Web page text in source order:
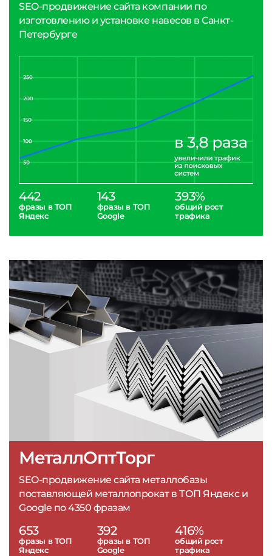
МеталлОптТорг
SEO-продвижение сайта металлобазы
поставляющей металлопрокат в ТОП Яндекс и
Google по 4350 фразам
653
фразы в ТОП
Яндекс
392
фразы в ТОП
Google
416%
общий рост
трафика
SEO-продвижение сайта компании по
изготовлению и установке навесов в Санкт-
Петербурге
442
фразы в ТОП
Яндекс
143
фразы в ТОП
Google
393%
общий рост
трафика